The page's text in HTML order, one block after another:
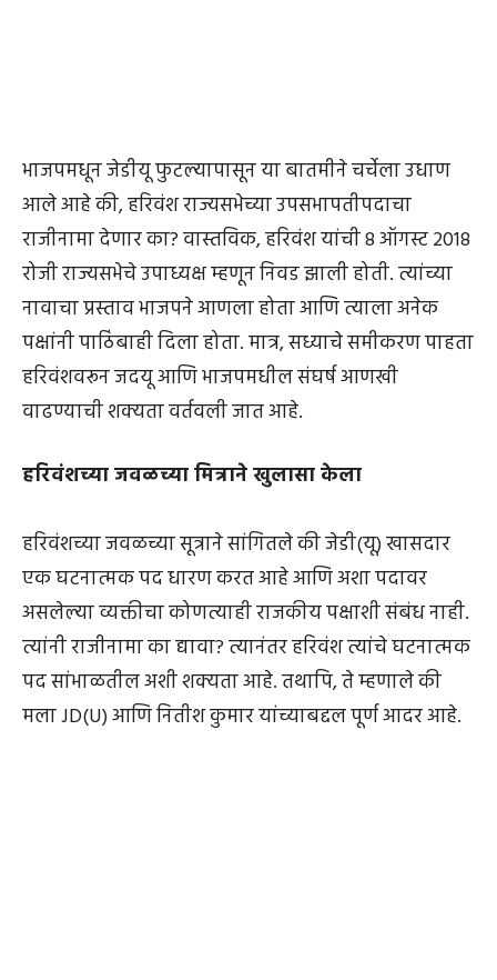
भाजपमधून जेडीयू फुटल्यापासून या बातमीने चर्चेला उधाण
आले आहे की, हरिवंश राज्यसभेच्या उपसभापतीपदाचा
राजीनामा देणार का? वास्तविक, हरिवंश यांची 8 ऑगस्ट 2018
रोजी राज्यसभेचे उपाध्यक्ष म्हणून निवड झाली होती. त्यांच्या
नावाचा प्रस्ताव भाजपने आणला होता आणि त्याला अनेक
पक्षांनी पाठिंबाही दिला होता. मात्र, सध्याचे समीकरण पाहता
हरिवंशवरून जदयू आणि भाजपमधील संघर्ष आणखी
वाढण्याची शक्यता वर्तवली जात आहे.
हरिवंशच्या जवळच्या मित्राने खुलासा केला
हरिवंशच्या जवळच्या सूत्राने सांगितले की जेडी(यू) खासदार
एक घटनात्मक पद धारण करत आहे आणि अशा पदावर
असलेल्या व्यक्तीचा कोणत्याही राजकीय पक्षाशी संबंध नाही.
त्यांनी राजीनामा का द्यावा? त्यानंतर हरिवंश त्यांचे घटनात्मक
पद सांभाळतील अशी शक्यता आहे. तथापि, ते म्हणाले की
मला JD(U) आणि नितीश कुमार यांच्याबद्दल पूर्ण आदर आहे.